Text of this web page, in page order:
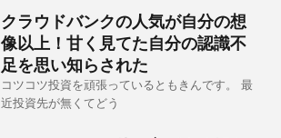
クラウドバンクの人気が自分の想
像以上！甘く見てた自分の認識不
足を思い知らされた
コツコツ投資を頑張っているともきんです。 最
近投資先が無くてどう